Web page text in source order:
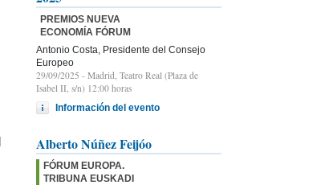
PREMIOS NUEVA
ECONOMÍA FÓRUM
Antonio Costa, Presidente del Consejo
Europeo
29/09/2025 - Madrid, Teatro Real (Plaza de
Isabel II, s/n) 12:00 horas
Información del evento
Alberto Núñez Feijóo
FÓRUM EUROPA.
TRIBUNA EUSKADI